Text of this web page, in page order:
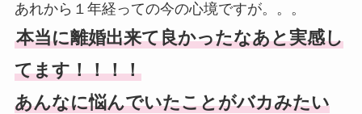
あれから１年経っての今の心境ですが。。。
本当に離婚出来て良かったなあと実感し
てます！！！！
あんなに悩んでいたことがバカみたい